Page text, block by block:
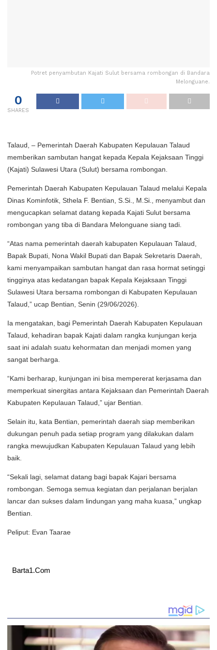
Potret penyambutan Kajati Sulut bersama rombongan di Bandara
Melonguane.
0
SHARES
Talaud, – Pemerintah Daerah Kabupaten Kepulauan Talaud
memberikan sambutan hangat kepada Kepala Kejaksaan Tinggi
(Kajati) Sulawesi Utara (Sulut) bersama rombongan.
Pemerintah Daerah Kabupaten Kepulauan Talaud melalui Kepala
Dinas Kominfotik, Sthela F. Bentian, S.Si., M.Si., menyambut dan
mengucapkan selamat datang kepada Kajati Sulut bersama
rombongan yang tiba di Bandara Melonguane siang tadi.
“Atas nama pemerintah daerah kabupaten Kepulauan Talaud,
Bapak Bupati, Nona Wakil Bupati dan Bapak Sekretaris Daerah,
kami menyampaikan sambutan hangat dan rasa hormat setinggi
tingginya atas kedatangan bapak Kepala Kejaksaan Tinggi
Sulawesi Utara bersama rombongan di Kabupaten Kepulauan
Talaud,” ucap Bentian, Senin (29/06/2026).
Ia mengatakan, bagi Pemerintah Daerah Kabupaten Kepulauan
Talaud, kehadiran bapak Kajati dalam rangka kunjungan kerja
saat ini adalah suatu kehormatan dan menjadi momen yang
sangat berharga.
“Kami berharap, kunjungan ini bisa mempererat kerjasama dan
memperkuat sinergitas antara Kejaksaan dan Pemerintah Daerah
Kabupaten Kepulauan Talaud,” ujar Bentian.
Selain itu, kata Bentian, pemerintah daerah siap memberikan
dukungan penuh pada setiap program yang dilakukan dalam
rangka mewujudkan Kabupaten Kepulauan Talaud yang lebih
baik.
“Sekali lagi, selamat datang bagi bapak Kajari bersama
rombongan. Semoga semua kegiatan dan perjalanan berjalan
lancar dan sukses dalam lindungan yang maha kuasa,” ungkap
Bentian.
Peliput: Evan Taarae
Barta1.Com